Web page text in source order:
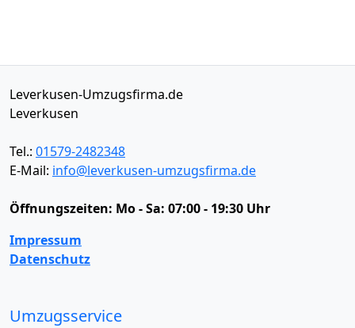
Leverkusen-Umzugsfirma.de
Leverkusen
Tel.: 01579-2482348
E-Mail: info@leverkusen-umzugsfirma.de
Öffnungszeiten: Mo - Sa: 07:00 - 19:30 Uhr
Impressum
Datenschutz
Umzugsservice